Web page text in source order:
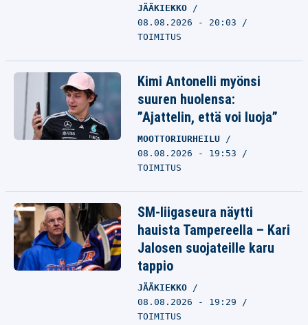
JÄÄKIEKKO
08.08.2026 - 20:03
TOIMITUS
Kimi Antonelli myönsi
suuren huolensa:
”Ajattelin, että voi luoja”
MOOTTORIURHEILU
08.08.2026 - 19:53
TOIMITUS
SM-liigaseura näytti
hauista Tampereella – Kari
Jalosen suojateille karu
tappio
JÄÄKIEKKO
08.08.2026 - 19:29
TOIMITUS